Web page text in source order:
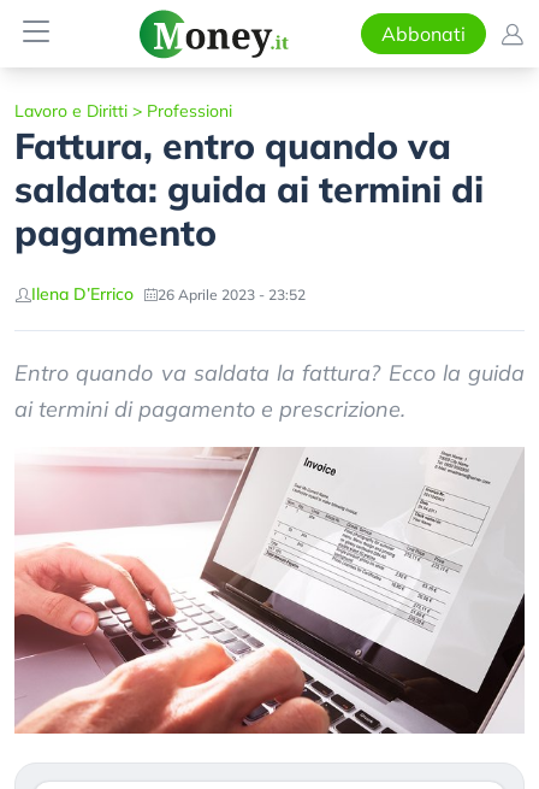
Abbonati
Lavoro e Diritti > Professioni
Fattura, entro quando va
saldata: guida ai termini di
pagamento
Ilena D’Errico 26 Aprile 2023 - 23:52
Entro quando va saldata la fattura? Ecco la guida
ai termini di pagamento e prescrizione.